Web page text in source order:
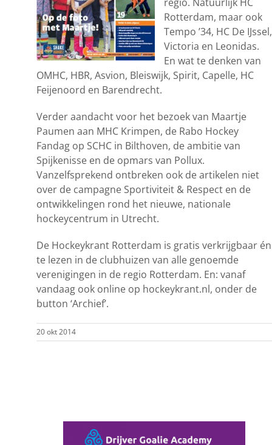
Rotterdam, maar ook
Tempo ’34, HC De IJssel,
Victoria en Leonidas.
En wat te denken van
OMHC, HBR, Asvion, Bleiswijk, Spirit, Capelle, HC
Feijenoord en Barendrecht.
Verder aandacht voor het bezoek van Maartje
Paumen aan MHC Krimpen, de Rabo Hockey
Fandag op SCHC in Bilthoven, de ambitie van
Spijkenisse en de opmars van Pollux.
Vanzelfsprekend ontbreken ook de artikelen niet
over de campagne Sportiviteit & Respect en de
ontwikkelingen rond het nieuwe, nationale
hockeycentrum in Utrecht.
De Hockeykrant Rotterdam is gratis verkrijgbaar én
te lezen in de clubhuizen van alle genoemde
verenigingen in de regio Rotterdam. En: vanaf
vandaag ook online op hockeykrant.nl, onder de
button ‘Archief’.
20 okt 2014